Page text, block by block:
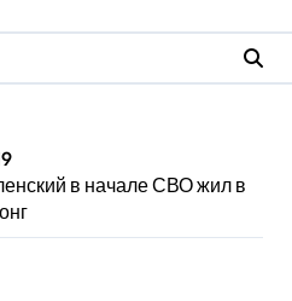
в начале СВО жил в